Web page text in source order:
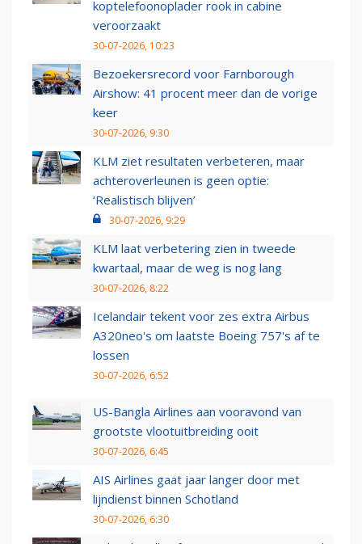
koptelefoonoplader rook in cabine
veroorzaakt
30-07-2026, 10:23
Bezoekersrecord voor Farnborough
Airshow: 41 procent meer dan de vorige
keer
30-07-2026, 9:30
KLM ziet resultaten verbeteren, maar
achteroverleunen is geen optie:
‘Realistisch blijven’
30-07-2026, 9:29
KLM laat verbetering zien in tweede
kwartaal, maar de weg is nog lang
30-07-2026, 8:22
Icelandair tekent voor zes extra Airbus
A320neo's om laatste Boeing 757's af te
lossen
30-07-2026, 6:52
US-Bangla Airlines aan vooravond van
grootste vlootuitbreiding ooit
30-07-2026, 6:45
AIS Airlines gaat jaar langer door met
lijndienst binnen Schotland
30-07-2026, 6:30